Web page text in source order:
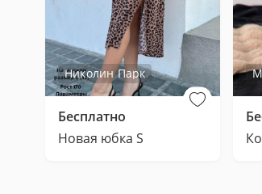
Николин Парк
Бесплатно
Новая юбка S